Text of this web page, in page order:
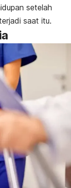
setelah
saat itu.